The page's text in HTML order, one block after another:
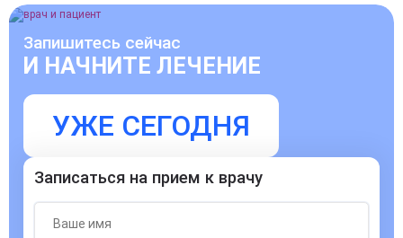
Запишитесь сейчас
И НАЧНИТЕ ЛЕЧЕНИЕ
УЖЕ СЕГОДНЯ
Записаться на прием к врачу